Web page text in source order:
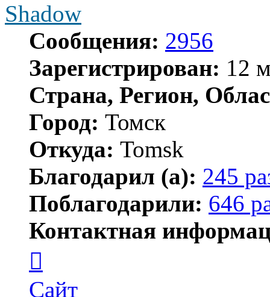
Shadow
Сообщения: 2956
Зарегистрирован: 12
Страна, Регион,
Город: Томск
Откуда: Tomsk
Благодарил (а): 245
Поблагодарили: 646
Контактная
пользователя
Shadow
Сайт